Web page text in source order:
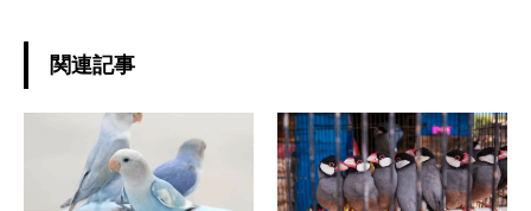
関連記事